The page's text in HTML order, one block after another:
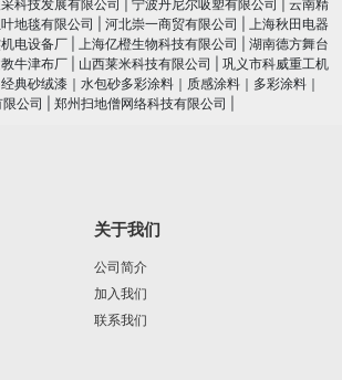
科技发展有限公司 宁波丹尼尔吸塑有限公司
云南精
地毯有限公司 河北崇一商贸有限公司
上海秋田电器
电设备厂 上海亿橙生物科技有限公司
湖南德方舞台
牛津布厂 山西莱米科技有限公司
巩义市科威重工机
典砂绒漆｜水包砂多彩涂料｜质感涂料｜多彩涂料｜
公司
郑州扫地僧网络科技有限公司
关于我们
公司简介
加入我们
联系我们